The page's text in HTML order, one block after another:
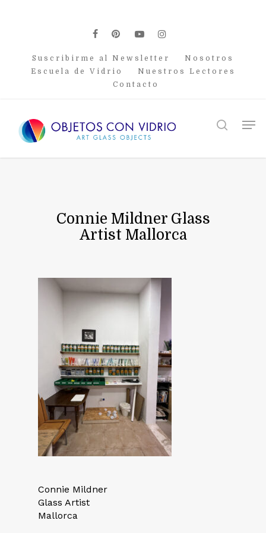
facebook
pinterest
youtubeinstagram
Suscribirme al Newsletter
Nosotros
Escuela de Vidrio
Nuestros Lectores
Contacto
search
Connie Mildner Glass
Artist Mallorca
Connie Mildner
Glass Artist
Mallorca